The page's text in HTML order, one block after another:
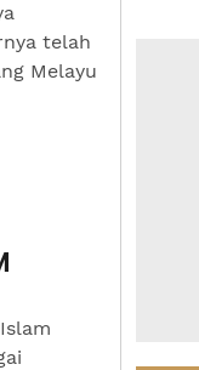
telah
Melayu